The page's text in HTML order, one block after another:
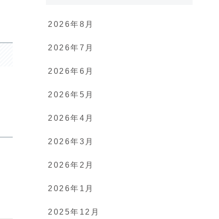
2026年8月
2026年7月
2026年6月
2026年5月
2026年4月
2026年3月
2026年2月
2026年1月
2025年12月